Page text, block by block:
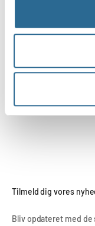
Tilmeld dig vores
Bliv opdateret med